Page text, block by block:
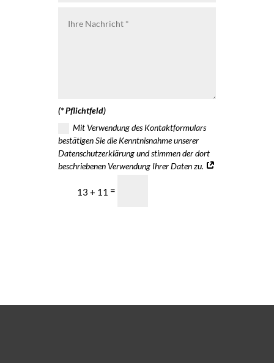
(* Pflichtfeld)
Mit Verwendung des Kontaktformulars
bestätigen Sie die Kenntnisnahme unserer
Datenschutzerklärung und stimmen der dort
beschriebenen Verwendung Ihrer Daten zu.
13 + 11 =